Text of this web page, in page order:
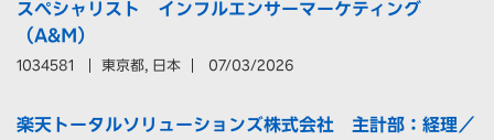
スペシャリスト インフルエンサーマーケティング
（A&M）
1034581 東京都, 日本 07/03/2026
楽天トータルソリューションズ株式会社 主計部：経理／